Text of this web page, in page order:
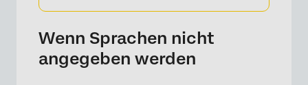
Wenn Sprachen nicht
angegeben werden